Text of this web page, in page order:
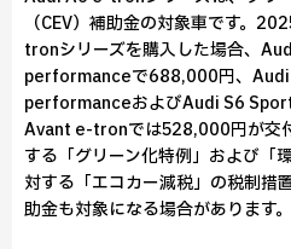
（CEV）補助金の対象車です。
tronシリーズを購入した場合、
performanceで688,000円、
performanceおよびAudi S6
Avant e-tronでは528,000円が交
する「グリーン化特例」および「
対する「エコカー減税」の税制措
助金も対象になる場合があります。